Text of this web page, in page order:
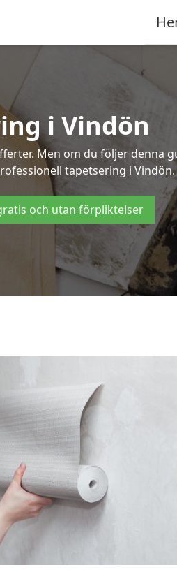
i Vindön
Men om du följer denna
tapetsering i Vindön.
och utan förpliktelser